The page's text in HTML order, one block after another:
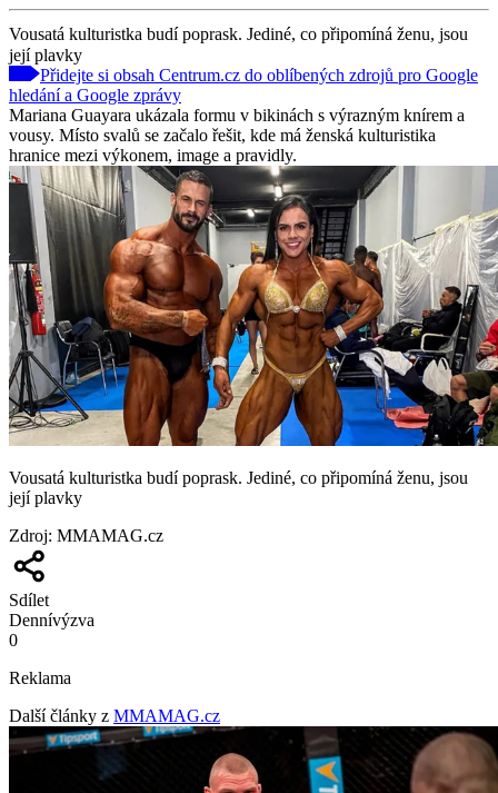
Vousatá kulturistka budí poprask. Jediné, co připomíná ženu, jsou
její plavky
Přidejte si obsah Centrum.cz do oblíbených zdrojů pro Google
hledání a Google zprávy
Mariana Guayara ukázala formu v bikinách s výrazným knírem a
vousy. Místo svalů se začalo řešit, kde má ženská kulturistika
hranice mezi výkonem, image a pravidly.
Vousatá kulturistka budí poprask. Jediné, co připomíná ženu, jsou
její plavky
Zdroj: MMAMAG.cz
Sdílet
Dennívýzva
0
Reklama
Další články z MMAMAG.cz